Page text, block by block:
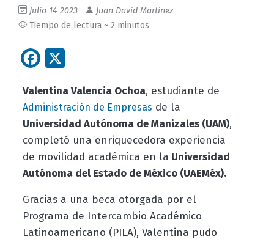
Julio 14 2023
Juan David Martinez
Tiempo de lectura ~ 2 minutos
Facebook
Valentina Valencia Ochoa, estudiante de
Administración de Empresas de la
Universidad Autónoma de Manizales (UAM),
completó una enriquecedora experiencia
de movilidad académica en la Universidad
Autónoma del Estado de México (UAEMéx).
Gracias a una beca otorgada por el
Programa de Intercambio Académico
Latinoamericano (PILA), Valentina pudo